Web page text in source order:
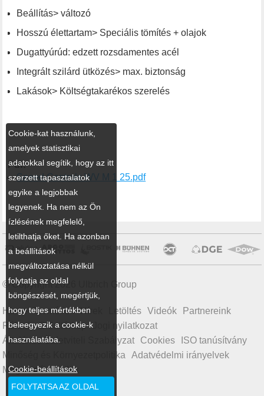
Beállítás> változó
Hosszú élettartam> Speciális tömítés + olajok
Dugattyúrúd: edzett rozsdamentes acél
Integrált szilárd ütközés> max. biztonság
Lakások> Költségtakarékos szerelés
Pdf:
Speed Controls WV M 1 25.pdf
© Copyright 2026 Ulbrich Group
Home Termékek Hírek Letöltés Videók
Partnereink
Rólunk Oldaltérkép Jogi nyilatkozat
Általános Üzletviteli Szabályzat
Cookies
ISO tanúsítvány
Minőség és Környezetpolitika
Adatvédelmi irányelvek
Magatartási kódex
Cookie-kat használunk,
amelyek statisztikai
adatokkal segítik, hogy az itt
szerzett tapasztalatok
egyike a legjobbak
legyenek. Ha nem az Ön
ízlésének megfelelő,
letilthatja őket. Ha azonban
a beállítások
megváltoztatása nélkül
folytatja az oldal
böngészését, megértjük,
hogy teljes mértékben
beleegyezik a cookie-k
használatába.
Cookie-beállítások
FOLYTATSA AZ OLDAL